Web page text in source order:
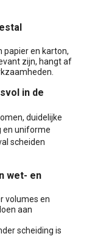
papier en karton,
zijn, hangt af
in de
duidelijke
en uniforme
scheiden
wet- en
volumes en
aan
scheiding is